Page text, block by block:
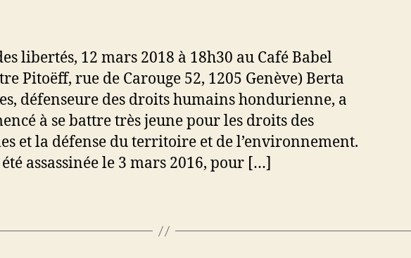
libertés, 12 mars 2018 à 18h30 au Café Babel
Pitoëff, rue de Carouge 52, 1205 Genève) Berta
défenseure des droits humains hondurienne, a
à se battre très jeune pour les droits des
et la défense du territoire et de l’environnement.
assassinée le 3 mars 2016, pour […]